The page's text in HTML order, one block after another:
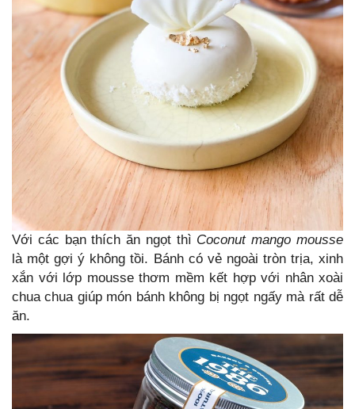
Với các bạn thích ăn ngọt thì Coconut mango mousse
là một gợi ý không tồi. Bánh có vẻ ngoài tròn trịa, xinh
xắn với lớp mousse thơm mềm kết hợp với nhân xoài
chua chua giúp món bánh không bị ngọt ngấy mà rất dễ
ăn.